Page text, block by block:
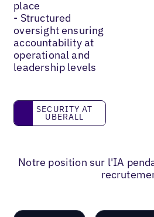
place
- Structured
oversight ensuring
accountability at
operational and
leadership levels
Security at Uberall
SECURITY AT
UBERALL
Notre position sur l'IA